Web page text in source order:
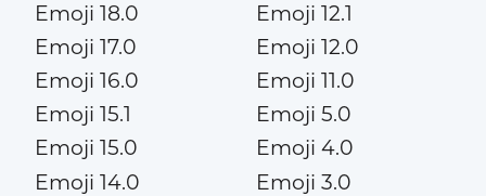
Emoji 18.0
Emoji 17.0
Emoji 16.0
Emoji 15.1
Emoji 15.0
Emoji 14.0
Emoji 12.1
Emoji 12.0
Emoji 11.0
Emoji 5.0
Emoji 4.0
Emoji 3.0